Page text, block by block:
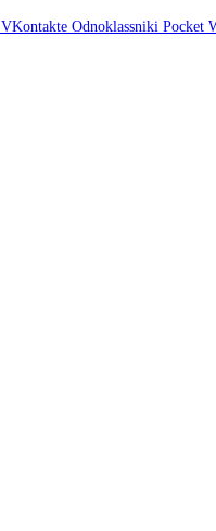
VKontakte Odnoklassniki Pocket